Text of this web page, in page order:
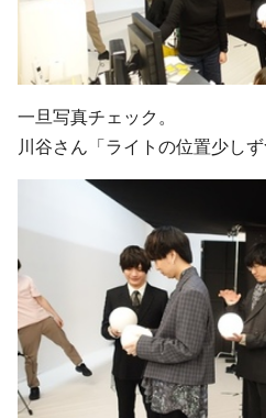
一旦写真チェック。
川谷さん「ライトの位置少し